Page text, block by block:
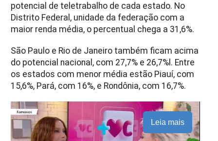
potencial de teletrabalho de cada estado. No
Distrito Federal, unidade da federação com a
maior renda média, o percentual chega a 31,6%.
São Paulo e Rio de Janeiro também ficam acima
do potencial nacional, com 27,7% e 26,7%l. Entre
os estados com menor média estão Piauí, com
15,6%, Pará, com 16%, e Rondônia, com 16,7%.
Leia mais